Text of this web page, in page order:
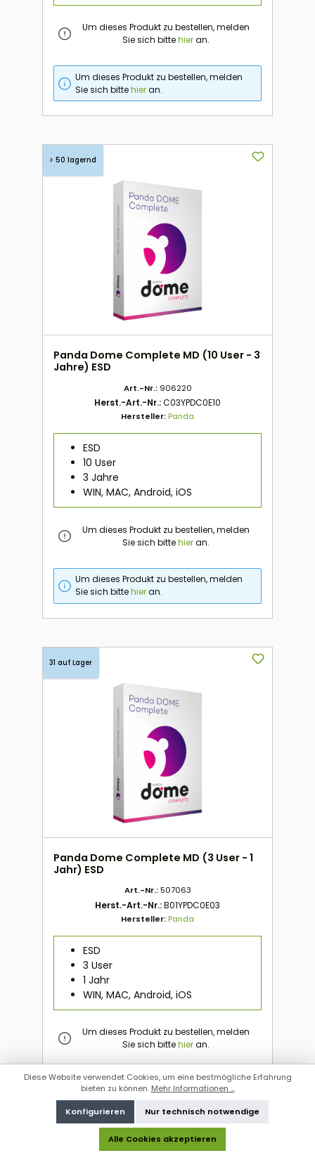
Um dieses Produkt zu bestellen, melden
Sie sich bittehieran.
Um dieses Produkt zu bestellen, melden
Sie sich bittehieran.
> 50 lagernd
Panda Dome Complete MD (10 User - 3
Jahre) ESD
Art.-Nr.: 906220
Herst.-Art.-Nr.:C03YPDC0E10
Hersteller:Panda
ESD
10 User
3 Jahre
WIN, MAC, Android, iOS
Um dieses Produkt zu bestellen, melden
Sie sich bittehieran.
Um dieses Produkt zu bestellen, melden
Sie sich bittehieran.
31 auf Lager
Panda Dome Complete MD (3 User - 1
Jahr) ESD
Art.-Nr.:507063
Herst.-Art.-Nr.:B01YPDC0E03
Hersteller:Panda
ESD
3 User
1 Jahr
WIN, MAC, Android, iOS
Um dieses Produkt zu bestellen, melden
Sie sich bittehieran.
Um dieses Produkt zu bestellen, melden
Sie sich bittehieran.
Diese Website verwendet Cookies, um eine bestmögliche Erfahrung
bieten zu können. Mehr Informationen ...
Nur technisch notwendige
Konfigurieren
Alle Cookies akzeptieren